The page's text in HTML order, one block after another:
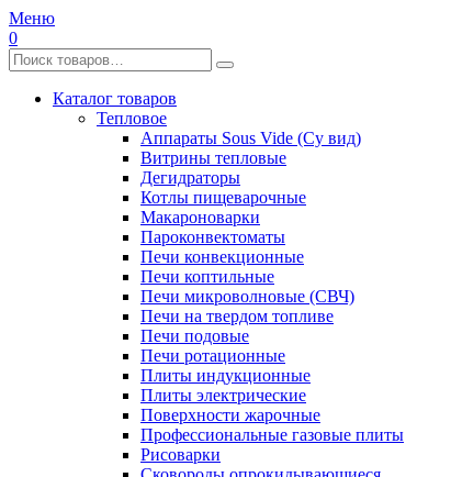
Меню
0
Каталог товаров
Тепловое
Аппараты Sous Vide (Су вид)
Витрины тепловые
Дегидраторы
Котлы пищеварочные
Макароноварки
Пароконвектоматы
Печи конвекционные
Печи коптильные
Печи микроволновые (СВЧ)
Печи на твердом топливе
Печи подовые
Печи ротационные
Плиты индукционные
Плиты электрические
Поверхности жарочные
Профессиональные газовые плиты
Рисоварки